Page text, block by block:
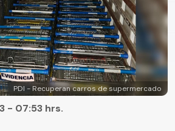
PDI - Recuperan carros de supermercado
- 07:53 hrs.